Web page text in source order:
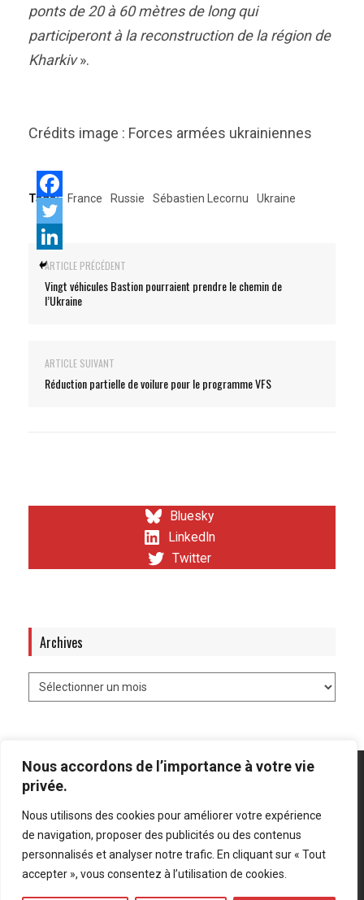
Nous accordons de l’importance à votre vie
privée.
Nous utilisons des cookies pour améliorer votre expérience
de navigation, proposer des publicités ou des contenus
personnalisés et analyser notre trafic. En cliquant sur « Tout
accepter », vous consentez à l’utilisation de cookies.
ponts de 20 à 60 mètres de long qui
participeront à la reconstruction de la région de
Kharkiv».
Crédits image : Forces armées ukrainiennes
Tags: France Russie Sébastien Lecornu Ukraine
ARTICLE PRÉCÉDENT
Vingt véhicules Bastion pourraient prendre le chemin de
l’Ukraine
ARTICLE SUIVANT
Réduction partielle de voilure pour le programme VFS
Bluesky
LinkedIn
Twitter
Archives
Mentions légales Politique de confidentialité
Bluesky
LinkedIn
Twitter